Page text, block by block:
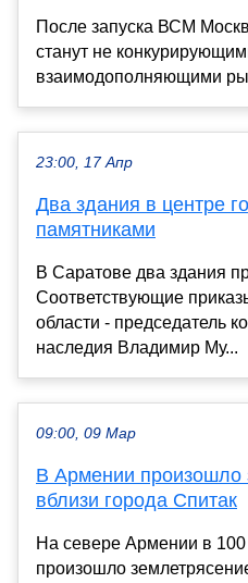
После запуска ВСМ
станут не
взаимодополняющими
23:00, 17 Апр
Два здания в центре
памятниками
В Саратове два здания
Соответствующие
области - председатель
наследия Владимир Му...
09:00, 09 Мар
В Армении произошло
вблизи города Спитак
На севере Армении в
произошло